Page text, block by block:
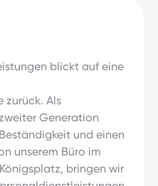
blickt auf eine
zurück. Als
Generation
und einen
unserem Büro im
bringen wir